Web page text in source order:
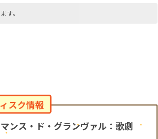
す。
スク情報
ンス・ド・グランヴァル：歌劇